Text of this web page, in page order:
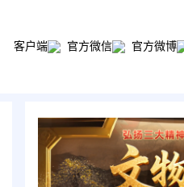
客户端 官方微信 官方微博